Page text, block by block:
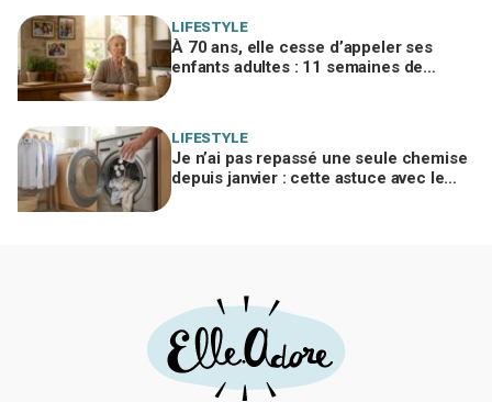
LIFESTYLE
À 70 ans, elle cesse d’appeler ses
enfants adultes : 11 semaines de
LIFESTYLE
Je n’ai pas repassé une seule chemise
depuis janvier : cette astuce avec le